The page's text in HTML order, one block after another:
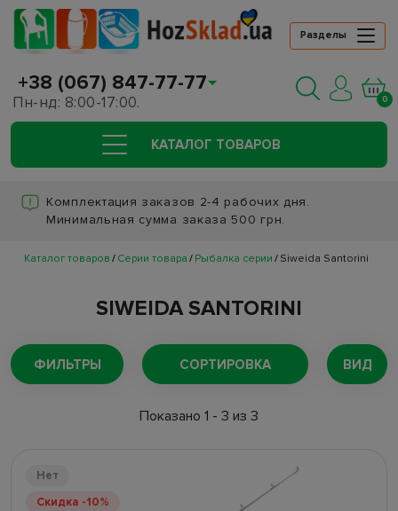
Разделы
+38 (067) 847-77-77
Пн-нд: 8:00-17:00. 0
КАТАЛОГ ТОВАРОВ
Комплектация заказов 2-4 рабочих дня.
Минимальная сумма заказа 500 грн.
Каталог товаров Серии товара Рыбалка серии Siweida Santorini
SIWEIDA SANTORINI
ФИЛЬТРЫ СОРТИРОВКА ВИД
Показано 1 - 3 из 3
Нет
Скидка -10%